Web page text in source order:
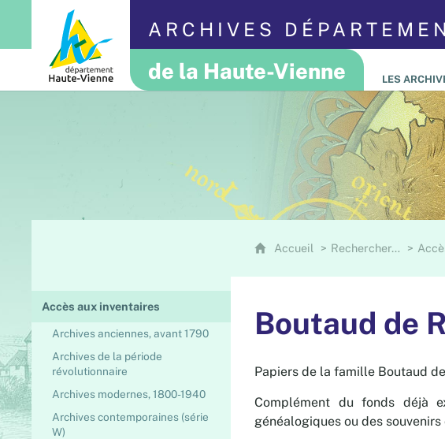
ARCHIVES
de la Haute-Vienne LES
Accès aux inventaires
Archives anciennes, avant 1790
Archives de la période
révolutionnaire
Archives modernes, 1800-1940
Archives contemporaines (série
W)
Accueil Rechercher…
Boutaud de
Papiers de la famille Boutaud
Complément du fonds déjà
généalogiques ou des